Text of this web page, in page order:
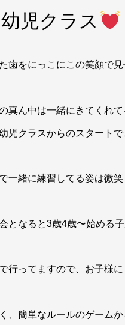
幼児クラス
歯をにっこにこの笑顔で
真ん中は一緒にきてくれ
児クラスからのスタート
一緒に練習してる姿は微
となると3歳4歳〜始める
行ってますので、お子様
、簡単なルールのゲームか